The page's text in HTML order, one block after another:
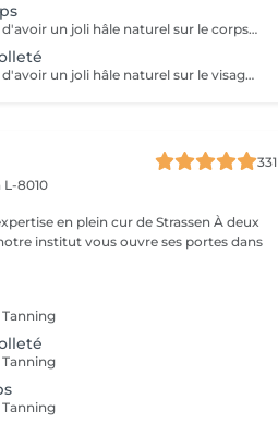
Le tanning vous permettra d'avoir un joli hâle naturel sur le corps et le visage pour une durée de 8-10 jours. Ce soin est parfait pour démarrer les beaux jours, ou encore pour une occasion, ou pour votre départ en vacances afin de préparer votre peau. Conseils avant de venir à la séance : -Effectuez un gommage du corps et du visage la veille pour que la peau puisse mieux absorber le produit bronzant. -Si vous souhaitez vous épiler, faites le au moins 24h avant pour laisser le temps aux pores de la peau de se refermer. -Venez avec des vêtements amples et noir de préférence
Le tanning vous permettra d'avoir un joli hâle naturel sur le visage et le décolleté pour une durée de 8-10 jours. Ce soin est parfait pour démarrer les beaux jours, ou encore pour une occasion, ou pour votre départ en vacances afin de préparer votre peau. Conseils avant de venir à la séance : -Effectuez un gommage du visage la veille pour que la peau puisse mieux absorber le produit bronzant. -Si vous souhaitez vous épiler, faites le au moins 24h avant pour laisser le temps aux pores de la peau de se refermer.
331
L-8010
en plein cur de Strassen À deux
institut vous ouvre ses portes dans